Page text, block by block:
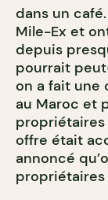
dans un
Mile-Ex et
depuis
pourrait
on a fait une
au Maroc et
offre était
annoncé
propriétaires